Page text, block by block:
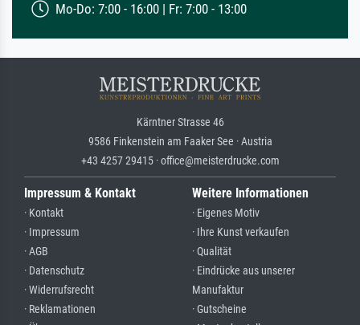
Mo-Do: 7:00 - 16:00 | Fr: 7:00 - 13:00
Kärntner Strasse 46
9586 Finkenstein am Faaker See · Austria
+43 4257 29415 · office@meisterdrucke.com
Impressum & Kontakt
· Kontakt
· Impressum
· AGB
· Datenschutz
· Widerrufsrecht
· Reklamationen
Weitere Informationen
· Eigenes Motiv
· Ihre Kunst verkaufen
· Qualität
· Eindrücke aus unserer
Manufaktur
· Gutscheine